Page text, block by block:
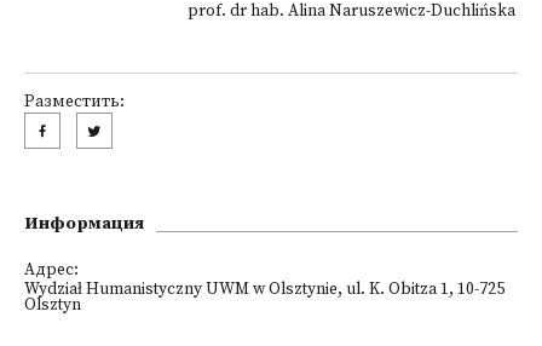
prof. dr hab. Alina Naruszewicz-Duchlińska
Разместить:
Информация
Адрес:
Wydział Humanistyczny UWM w Olsztynie, ul. K. Obitza 1, 10-725
Olsztyn